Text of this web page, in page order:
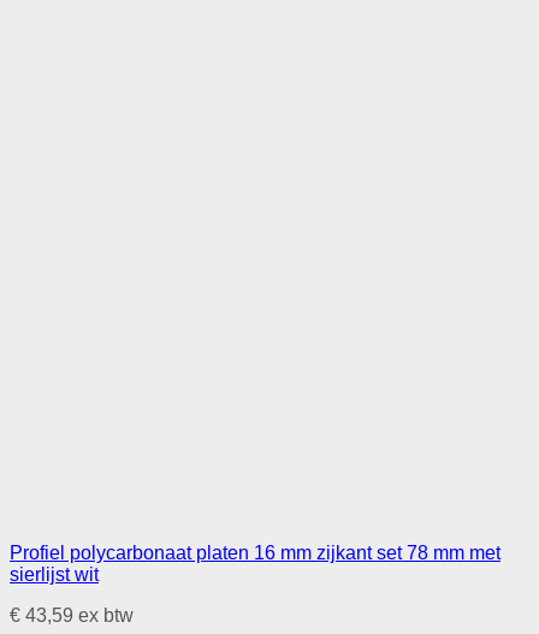
Profiel polycarbonaat platen 16 mm zijkant set 78 mm met
sierlijst wit
€ 43,59 ex btw